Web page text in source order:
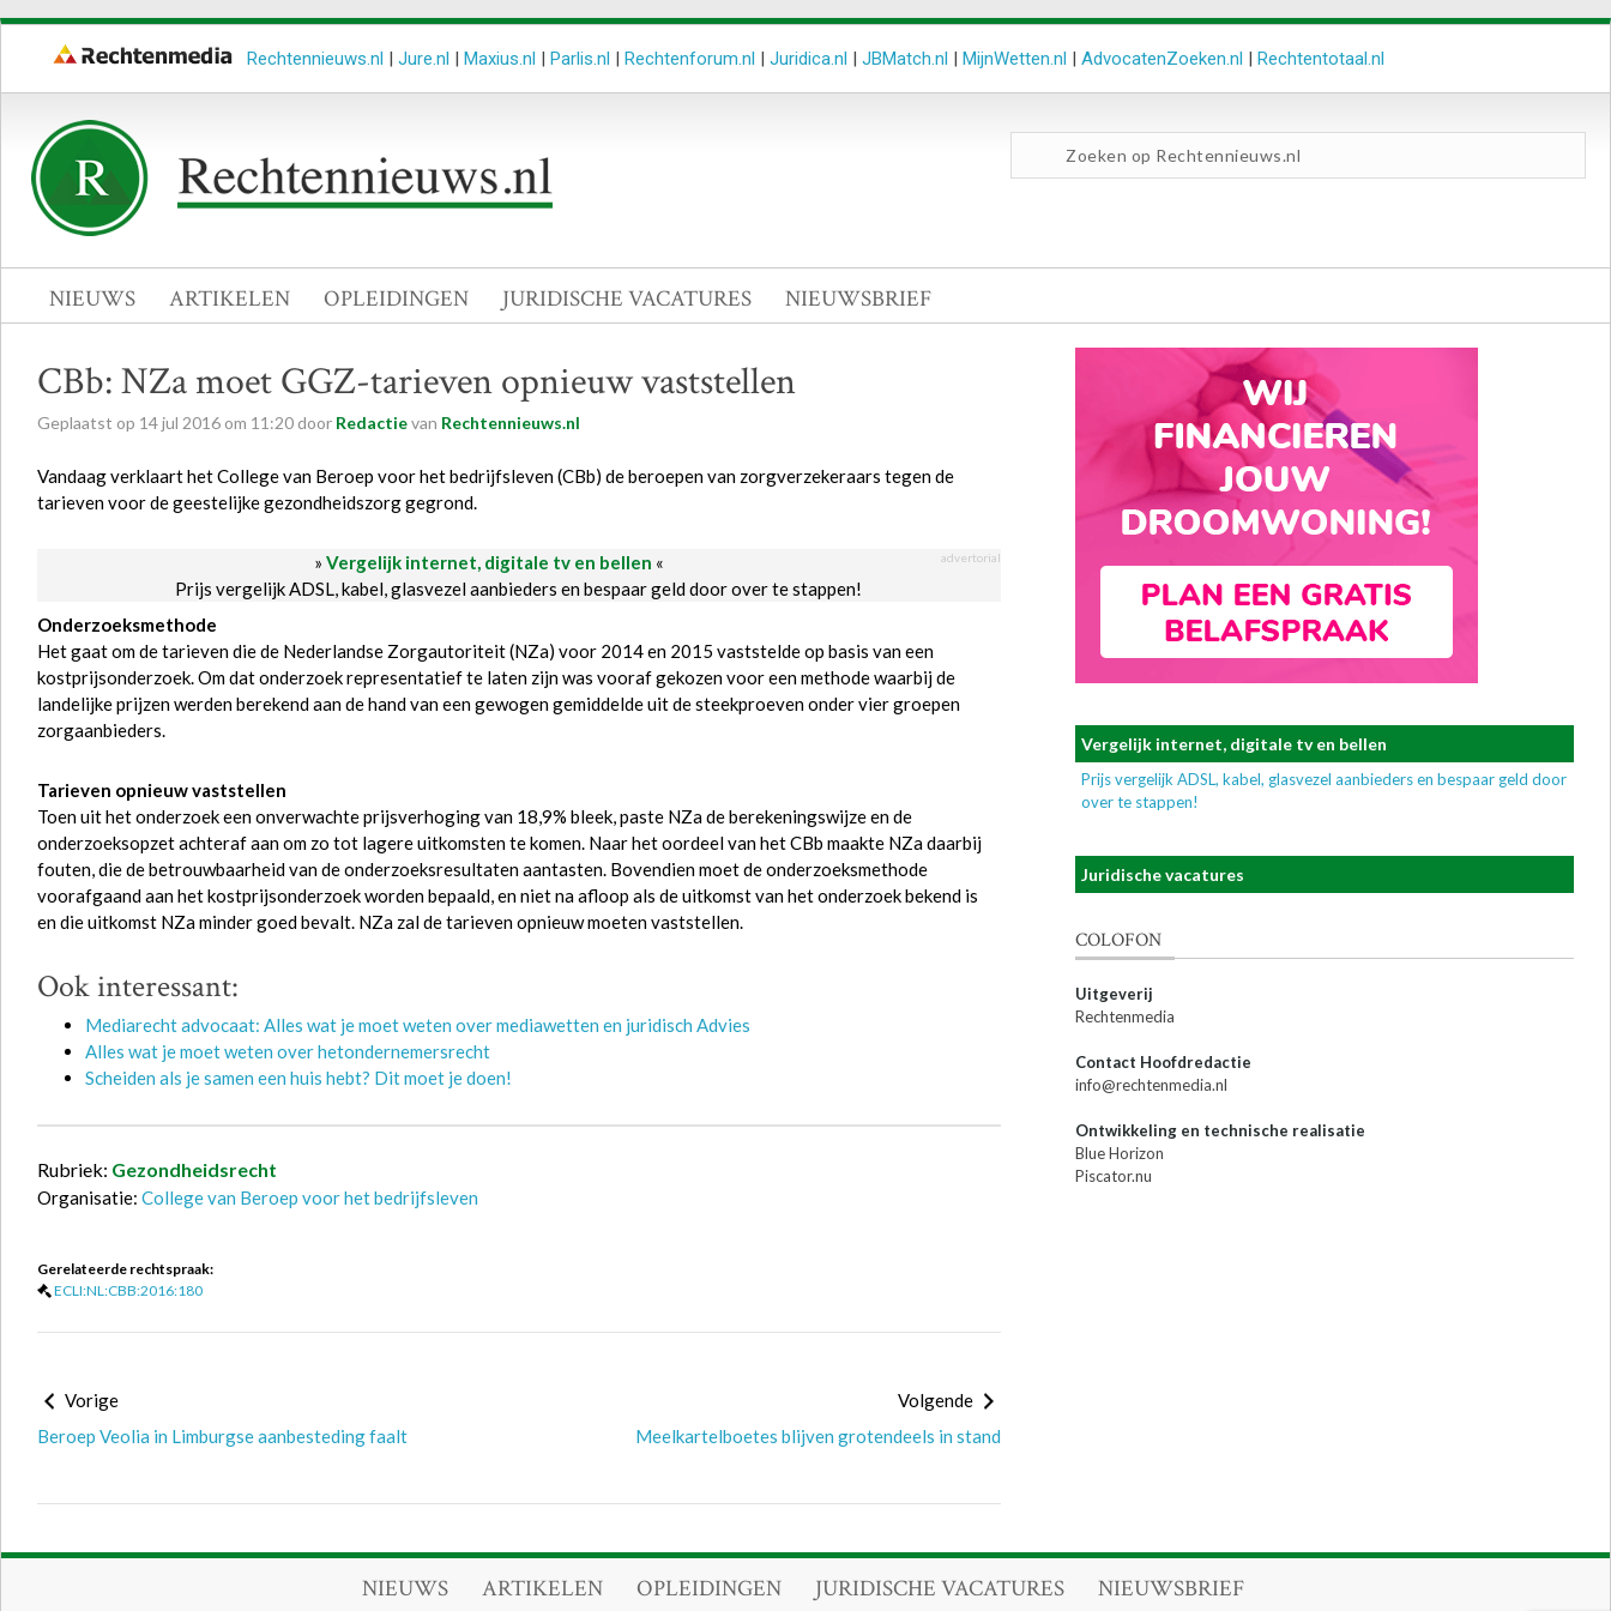
Rechtennieuws.nl | Jure.nl | Maxius.nl | Parlis.nl | Rechtenforum.nl | Juridica.nl | JBMatch.nl | MijnWetten.nl | AdvocatenZoeken.nl | Rechtentotaal.nl
NIEUWS ARTIKELEN OPLEIDINGEN JURIDISCHE VACATURES NIEUWSBRIEF
CBb: NZa moet GGZ-tarieven opnieuw vaststellen
Geplaatst op 14jul 2016 om 11:20 door Redactievan Rechtennieuws.nl
Vandaag verklaart het College van Beroep voor het bedrijfsleven (CBb) de beroepen van zorgverzekeraars tegen de
tarieven voor de geestelijke gezondheidszorg gegrond.
» Vergelijk internet, digitale tv en bellen « advertorial
Prijs vergelijk ADSL, kabel, glasvezel aanbieders en bespaar geld door over te stappen!
Onderzoeksmethode
Het gaat om de tarieven die de Nederlandse Zorgautoriteit (NZa) voor 2014 en 2015 vaststelde op basis van een
kostprijsonderzoek. Om dat onderzoek representatief te laten zijn was vooraf gekozen voor een methode waarbij de
landelijke prijzen werden berekend aan de hand van een gewogen gemiddelde uit de steekproeven onder vier groepen
zorgaanbieders.
Tarieven opnieuw vaststellen
Toen uit het onderzoek een onverwachte prijsverhoging van 18,9% bleek, paste NZa de berekeningswijze en de
onderzoeksopzet achteraf aan om zo tot lagere uitkomsten te komen. Naar het oordeel van het CBb maakte NZa daarbij
fouten, die de betrouwbaarheid van de onderzoeksresultaten aantasten. Bovendien moet de onderzoeksmethode
voorafgaand aan het kostprijsonderzoek worden bepaald, en niet na afloop als de uitkomst van het onderzoek bekend is
en die uitkomst NZa minder goed bevalt. NZa zal de tarieven opnieuw moeten vaststellen.
Ook interessant:
Mediarecht advocaat: Alles wat je moet weten over mediawetten en juridisch Advies
Alles wat je moet weten over hetondernemersrecht
Scheiden als je samen een huis hebt? Dit moet je doen!
Rubriek: Gezondheidsrecht
Organisatie: College van Beroep voor het bedrijfsleven
Gerelateerde rechtspraak:
ECLI:NL:CBB:2016:180
Vorige
Beroep Veolia in Limburgse aanbesteding faalt
Volgende
Meelkartelboetes blijven grotendeels in stand
Vergelijk internet, digitale tv en bellen
Prijs vergelijk ADSL, kabel, glasvezel aanbieders en bespaar geld door
over te stappen!
Juridische vacatures
COLOFON
Uitgeverij
Rechtenmedia
Contact Hoofdredactie
info@rechtenmedia.nl
Ontwikkeling en technische realisatie
Blue Horizon
Piscator.nu
NIEUWS ARTIKELEN OPLEIDINGEN JURIDISCHE VACATURES NIEUWSBRIEF